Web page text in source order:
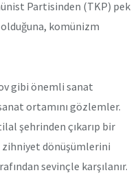
Partisinden (TKP) pek
olduğuna, komünizm
gibi önemli sanat
ortamını gözlemler.
şehrinden çıkarıp bir
zihniyet dönüşümlerini
sevinçle karşılanır.